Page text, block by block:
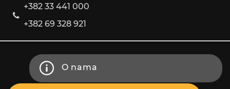
+382 33 441 000
+382 69 328 921
O nama